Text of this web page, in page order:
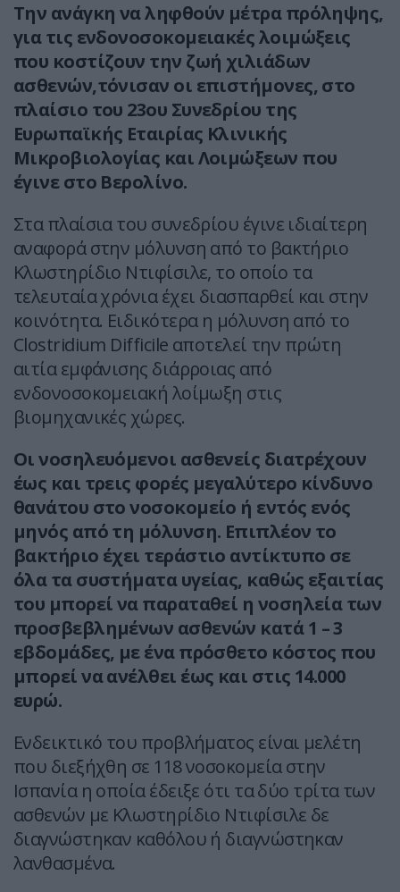
Την ανάγκη να ληφθούν μέτρα πρόληψης,
για τις ενδονοσοκομειακές λοιμώξεις
που κοστίζουν την ζωή χιλιάδων
ασθενών,τόνισαν οι επιστήμονες, στο
πλαίσιο του 23ου Συνεδρίου της
Ευρωπαϊκής Εταιρίας Κλινικής
Μικροβιολογίας και Λοιμώξεων που
έγινε στο Βερολίνο.
Στα πλαίσια του συνεδρίου έγινε ιδιαίτερη
αναφορά στην μόλυνση από το βακτήριο
Κλωστηρίδιο Ντιφίσιλε, το οποίο τα
τελευταία χρόνια έχει διασπαρθεί και στην
κοινότητα. Ειδικότερα η μόλυνση από το
Clostridium Difficile αποτελεί την πρώτη
αιτία εμφάνισης διάρροιας από
ενδονοσοκομειακή λοίμωξη στις
βιομηχανικές χώρες.
Οι νοσηλευόμενοι ασθενείς διατρέχουν
έως και τρεις φορές μεγαλύτερο κίνδυνο
θανάτου στο νοσοκομείο ή εντός ενός
μηνός από τη μόλυνση. Επιπλέον το
βακτήριο έχει τεράστιο αντίκτυπο σε
όλα τα συστήματα υγείας, καθώς εξαιτίας
του μπορεί να παραταθεί η νοσηλεία των
προσβεβλημένων ασθενών κατά 1 – 3
εβδομάδες, με ένα πρόσθετο κόστος που
μπορεί να ανέλθει έως και στις 14.000
ευρώ.
Ενδεικτικό του προβλήματος είναι μελέτη
που διεξήχθη σε 118 νοσοκομεία στην
Ισπανία η οποία έδειξε ότι τα δύο τρίτα των
ασθενών με Κλωστηρίδιο Ντιφίσιλε δε
διαγνώστηκαν καθόλου ή διαγνώστηκαν
λανθασμένα.